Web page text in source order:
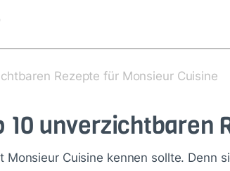
Rezepte für Monsieur Cuisine
10 unverzichtbaren
Monsieur Cuisine kennen sollte. Denn